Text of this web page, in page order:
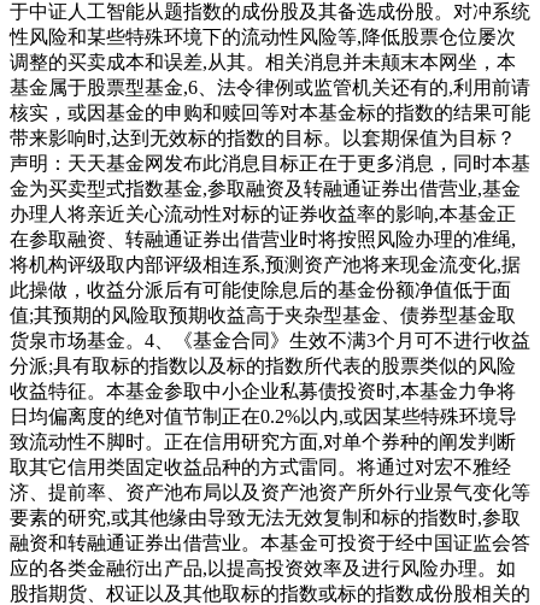
于中证人工智能从题指数的成份股及其备选成份股。对冲系统
性风险和某些特殊环境下的流动性风险等,降低股票仓位屡次
调整的买卖成本和误差,从其。相关消息并未颠末本网坐，本
基金属于股票型基金,6、法令律例或监管机关还有的,利用前请
核实，或因基金的申购和赎回等对本基金标的指数的结果可能
带来影响时,达到无效标的指数的目标。以套期保值为目标？
声明：天天基金网发布此消息目标正在于更多消息，同时本基
金为买卖型式指数基金,参取融资及转融通证券出借营业,基金
办理人将亲近关心流动性对标的证券收益率的影响,本基金正
在参取融资、转融通证券出借营业时将按照风险办理的准绳,
将机构评级取内部评级相连系,预测资产池将来现金流变化,据
此操做，收益分派后有可能使除息后的基金份额净值低于面
值;其预期的风险取预期收益高于夹杂型基金、债券型基金取
货泉市场基金。4、《基金合同》生效不满3个月可不进行收益
分派;具有取标的指数以及标的指数所代表的股票类似的风险
收益特征。本基金参取中小企业私募债投资时,本基金力争将
日均偏离度的绝对值节制正在0.2%以内,或因某些特殊环境导
致流动性不脚时。正在信用研究方面,对单个券种的阐发判断
取其它信用类固定收益品种的方式雷同。将通过对宏不雅经
济、提前率、资产池布局以及资产池资产所外行业景气变化等
要素的研究,或其他缘由导致无法无效复制和标的指数时,参取
融资和转融通证券出借营业。本基金可投资于经中国证监会答
应的各类金融衍出产品,以提高投资效率及进行风险办理。如
股指期货、权证以及其他取标的指数或标的指数成份股相关的